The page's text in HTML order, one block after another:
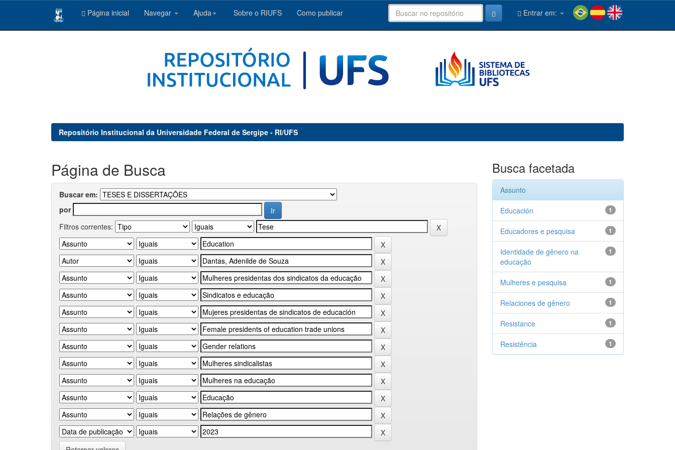
Página inicial Navegar Ajuda Sobre o RIUFS Como publicar Entrar em:
Repositório Institucional da Universidade Federal de Sergipe - RI/UFS
Página de Busca
Buscar em:
por
Filtros correntes:
Busca facetada
Assunto
1
Educación
1
Educadores e pesquisa
1
Identidade de gênero na
educação
1
Mulheres e pesquisa
1
Relaciones de gênero
1
Resistance
1
Resistência